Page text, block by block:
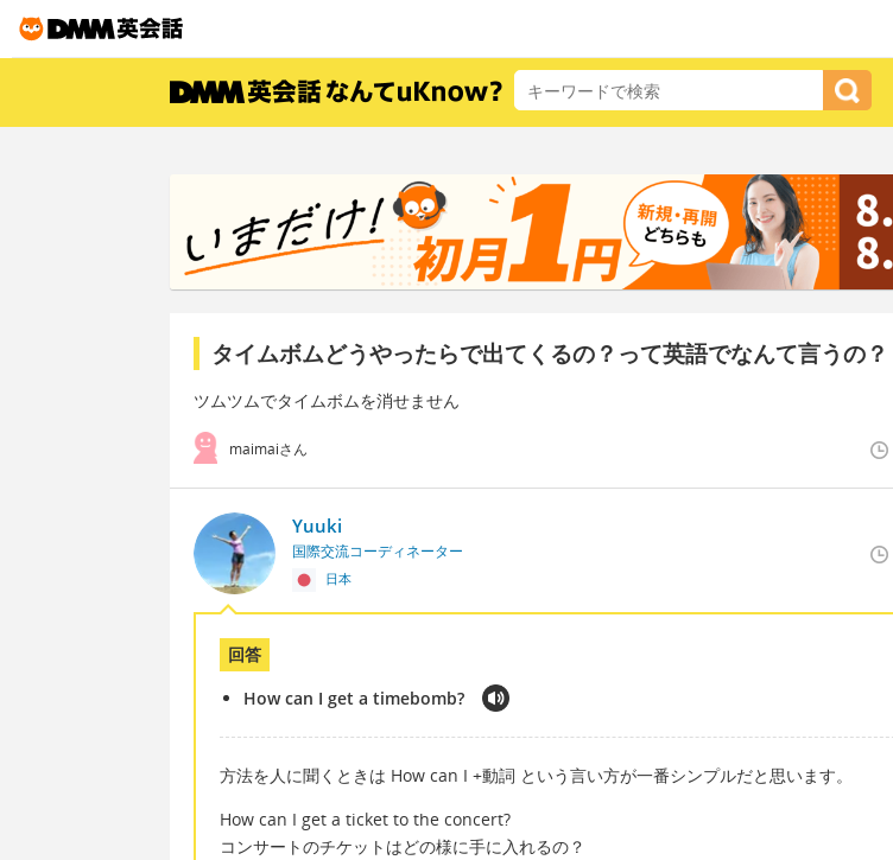
タイムボムどうやったらで出てくるの？って英語でなんて言うの？
ツムツムでタイムボムを消せません
maimaiさん
Yuuki
国際交流コーディネーター
日本
回答
How can I get a timebomb?
方法を人に聞くときは How can I +動詞 という言い方が一番シンプルだと思います。
How can I get a ticket to the concert?
コンサートのチケットはどの様に手に入れるの？